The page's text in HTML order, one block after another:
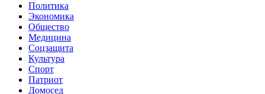
Политика
Экономика
Общество
Медицина
Соцзащита
Культура
Спорт
Патриот
Домосед